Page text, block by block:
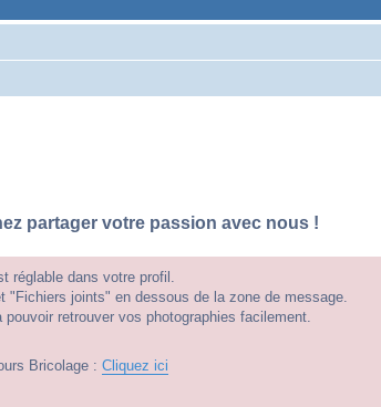
partager votre passion avec nous !
réglable dans votre profil.
"Fichiers joints" en dessous de la zone de message.
pouvoir retrouver vos photographies facilement.
Bricolage : Cliquez ici